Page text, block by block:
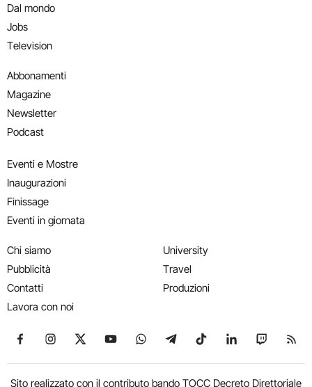
Dal mondo
Jobs
Television
Abbonamenti
Magazine
Newsletter
Podcast
Eventi e Mostre
Inaugurazioni
Finissage
Eventi in giornata
Chi siamo
Pubblicità
Contatti
Lavora con noi
University
Travel
Produzioni
Seguici su Facebook
Seguici su Instagram
Seguici su X
Seguici su YouTube
Seguici su WhatsApp
Seguici su Telegram
Seguici su TikTok
Seguici su
Seguici
Sito realizzato con il contributo bando TOCC Decreto Direttoriale